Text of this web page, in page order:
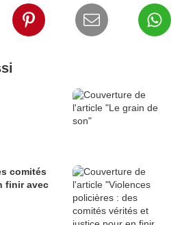
comités
finir avec